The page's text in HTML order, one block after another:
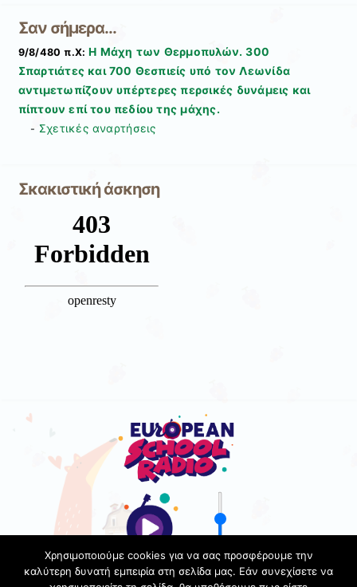
translate
this
Σαν σήμερα...
9/8/480 π.Χ: Η Μάχη των Θερμοπυλών. 300
Σπαρτιάτες και 700 Θεσπιείς υπό τον Λεωνίδα
αντιμετωπίζουν υπέρτερες περσικές δυνάμεις και
πίπτουν επί του πεδίου της μάχης.
- Σχετικές αναρτήσεις
Σκακιστική άσκηση
Χρησιμοποιούμε cookies για να σας προσφέρουμε την
καλύτερη δυνατή εμπειρία στη σελίδα μας. Εάν συνεχίσετε να